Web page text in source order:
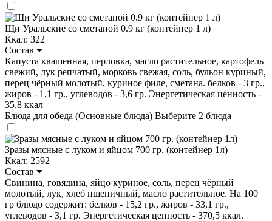
Щи Уральские со сметаной 0.9 кг (контейнер 1 л)
Ккал: 322
Состав
Капуста квашенная, перловка, масло растительное, картофель
свежий, лук репчатый, морковь свежая, соль, бульон куриный,
перец чёрный молотый, куриное филе, сметана. белков - 3 гр.,
жиров - 1,1 гр., углеводов - 3,6 гр. Энергетическая ценность -
35,8 ккал
Блюда для обеда (Основные блюда) Выберите 2 блюда
Зразы мясные с луком и яйцом 700 гр. (контейнер 1л)
Ккал: 2592
Состав
Свинина, говядина, яйцо куриное, соль, перец чёрный
молотый, лук, хлеб пшеничный, масло растительное. На 100
гр блюдо содержит: белков - 15,2 гр., жиров - 33,1 гр.,
углеводов - 3,1 гр. Энергетическая ценность - 370,5 ккал.